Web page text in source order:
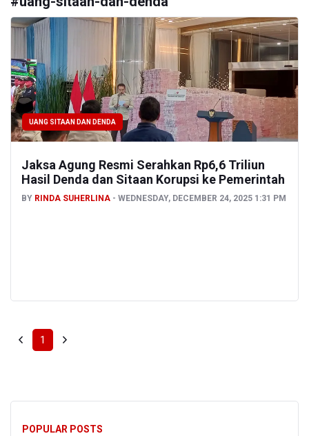
UANG SITAAN DAN DENDA
Jaksa Agung Resmi Serahkan Rp6,6 Triliun
Hasil Denda dan Sitaan Korupsi ke Pemerintah
BY RINDA SUHERLINA WEDNESDAY, DECEMBER 24, 2025 1:31 PM
1
POPULAR POSTS